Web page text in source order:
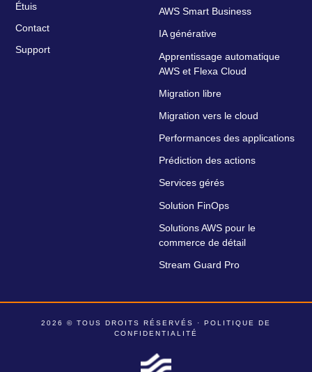
Étuis
Contact
Support
AWS Smart Business
IA générative
Apprentissage automatique
AWS et Flexa Cloud
Migration libre
Migration vers le cloud
Performances des applications
Prédiction des actions
Services gérés
Solution FinOps
Solutions AWS pour le
commerce de détail
Stream Guard Pro
2026 © TOUS DROITS RÉSERVÉS · POLITIQUE DE
CONFIDENTIALITÉ